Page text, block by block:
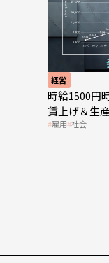
経営
時給1500円
賃上げ＆生
成金活用
雇用 社会